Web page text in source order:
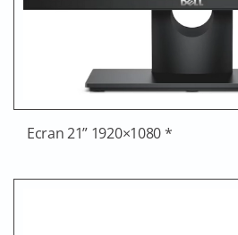
Ecran 21” 1920×1080 *